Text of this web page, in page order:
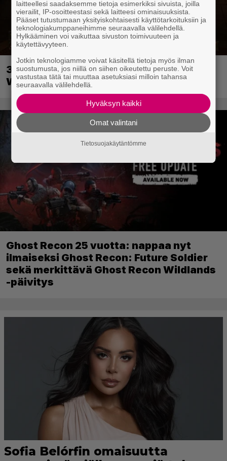
30-vuotias Quake sai uuden episodin
Wolfenstein-kehittäjiltä
Ghost Recon 25 vuotta: nappaa nyt
ilmaiseksi Ghost Recon: Future Soldier
sekä merkittävä Ghost Recon Wildlands
-päivitys
laitteellesi saadaksemme tietoja esimerkiksi sivuista, joilla
vierailit, IP-osoitteestasi sekä laitteesi ominaisuuksista.
Pääset tutustumaan yksityiskohtaisesti käyttötarkoituksiin ja
teknologiakumppaneihimme seuraavalla välilehdellä.
Hylkääminen voi vaikuttaa sivuston toimivuuteen ja
käytettävyyteen.
Jotkin teknologiamme voivat käsitellä tietoja myös ilman
suostumusta, jos niillä on siihen oikeutettu peruste. Voit
vastustaa tätä tai muuttaa asetuksiasi milloin tahansa
seuraavalla välilehdellä.
Hyväksyn kaikki
Omat valintani
Tietosuojakäytäntömme